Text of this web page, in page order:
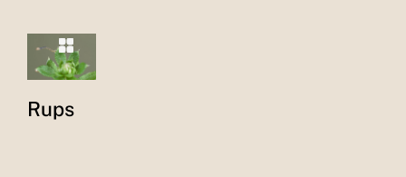
Rups